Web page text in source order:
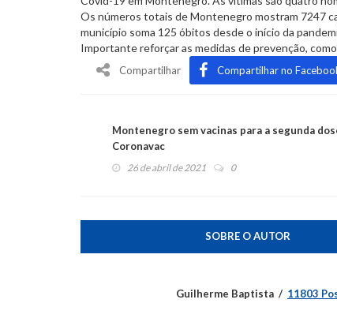
Os números totais de Montenegro mostram 7247
município soma 125 óbitos desde o início da
Importante reforçar as medidas de prevenção,
Compartilhar Compartilhar no
Montenegro sem vacinas para a segunda
Coronavac
26 de abril de 2021 0
SOBRE O AUTOR
Guilherme Baptista 11803